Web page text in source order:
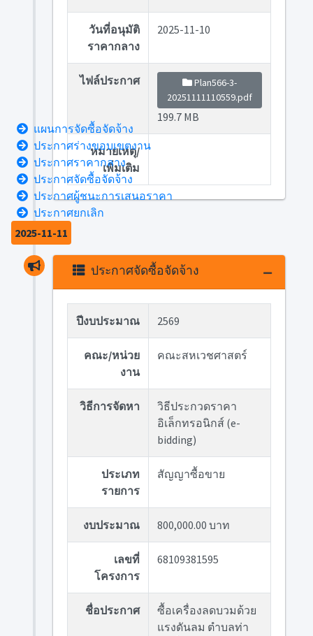
วันที่อนุมัติ
ราคากลาง
2025-11-10
ไฟล์ประกาศ
Plan566-3-
20251111110559.pdf
199.7 MB
หมายเหตุ/
เพิ่มเติม
2025-11-11
ประกาศจัดซื้อจัดจ้าง
ปีงบประมาณ 2569
คณะ/หน่วย
งาน
คณะสหเวชศาสตร์
วิธีการจัดหา
วิธีประกวดราคา
อิเล็กทรอนิกส์ (e-
bidding)
ประเภท
รายการ
สัญญาซื้อขาย
งบประมาณ 800,000.00 บาท
เลขที่
โครงการ
68109381595
ชื่อประกาศ
ซื้อเครื่องลดบวมด้วย
แรงดันลม ตำบลท่า
แผนการจัดซื้อจัดจ้าง
ประกาศร่างขอบเขตงาน
ประกาศราคากลาง
ประกาศจัดซื้อจัดจ้าง
ประกาศผู้ชนะการเสนอราคา
ประกาศยกเลิก